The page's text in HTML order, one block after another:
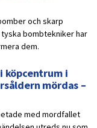
och skarp
tyska bombtekniker har
dem.
köpcentrum i
mördas –
med mordfallet